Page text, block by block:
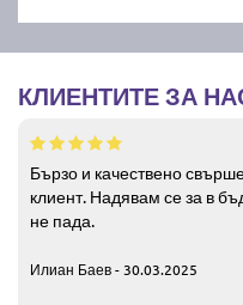
КЛИЕНТИТЕ ЗА
Бързо и качествено
клиент. Надявам се за в
не пада.
Илиан Баев - 30.03.2025